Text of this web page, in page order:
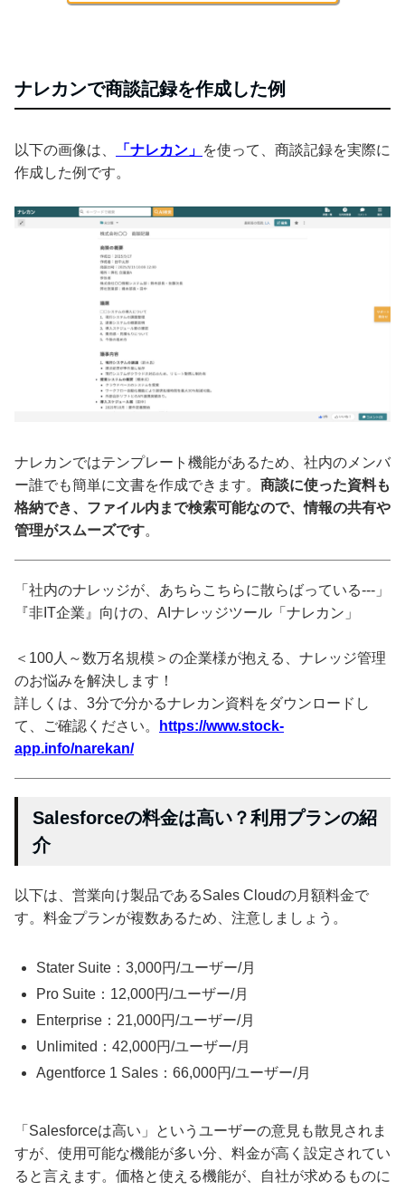
ナレカンで商談記録を作成した例
以下の画像は、 「ナレカン」 を使って、商談記録を実際に
作成した例です。
ナレカンではテンプレート機能があるため、社内のメンバ
ー誰でも簡単に文書を作成できます。 商談に使った資料も
格納でき、ファイル内まで検索可能なので、情報の共有や
管理がスムーズです。
「社内のナレッジが、あちらこちらに散らばっている---」
『非IT企業』向けの、AIナレッジツール「ナレカン」
＜100人～数万名規模＞の企業様が抱える、ナレッジ管理
のお悩みを解決します！
詳しくは、3分で分かるナレカン資料をダウンロードし
て、ご確認ください。
https://www.stock-
app.info/narekan/
Salesforceの料金は高い？利用プランの紹
介
以下は、営業向け製品であるSales Cloudの月額料金で
す。料金プランが複数あるため、注意しましょう。
Stater Suite：3,000円/ユーザー/月
Pro Suite：12,000円/ユーザー/月
Enterprise：21,000円/ユーザー/月
Unlimited：42,000円/ユーザー/月
Agentforce 1 Sales：66,000円/ユーザー/月
「Salesforceは高い」というユーザーの意見も散見されま
すが、使用可能な機能が多い分、料金が高く設定されてい
ると言えます。価格と使える機能が、自社が求めるものに